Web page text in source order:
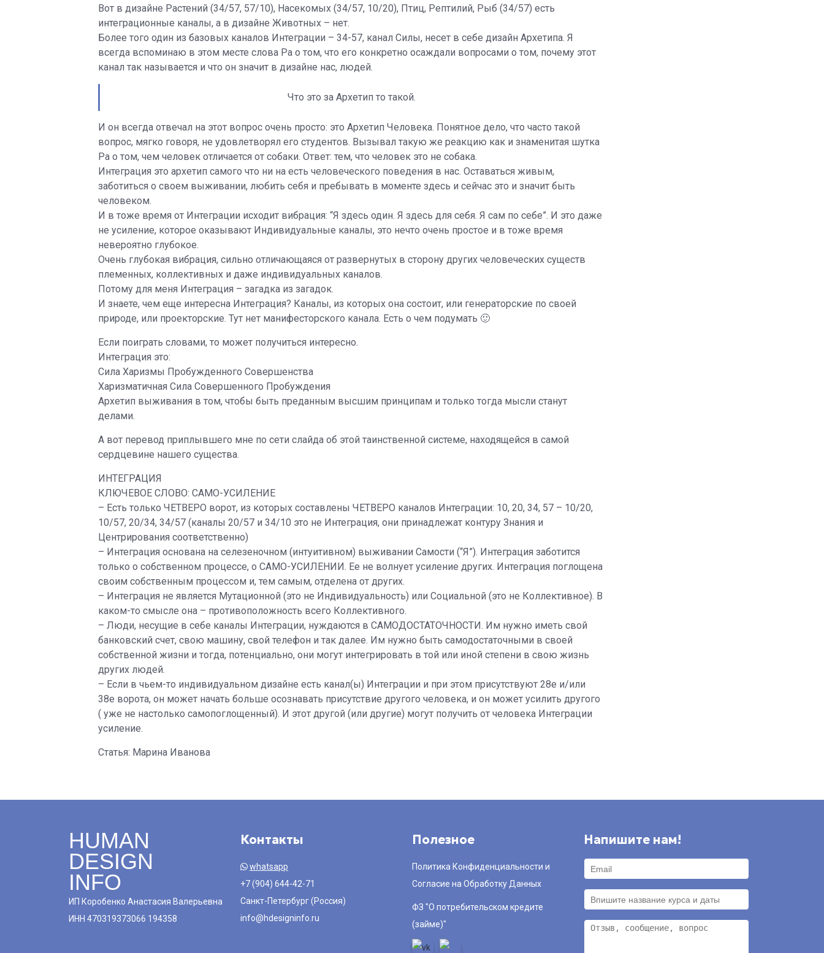
Вот в дизайне Растений (34/57, 57/10), Насекомых (34/57, 10/20), Птиц, Рептилий, Рыб (34/57) есть
интеграционные каналы, а в дизайне Животных – нет.
Более того один из базовых каналов Интеграции – 34-57, канал Силы, несет в себе дизайн Архетипа. Я
всегда вспоминаю в этом месте слова Ра о том, что его конкретно осаждали вопросами о том, почему этот
канал так называется и что он значит в дизайне нас, людей.
Что это за Архетип то такой.
И он всегда отвечал на этот вопрос очень просто: это Архетип Человека. Понятное дело, что часто такой
вопрос, мягко говоря, не удовлетворял его студентов. Вызывал такую же реакцию как и знаменитая шутка
Ра о том, чем человек отличается от собаки. Ответ: тем, что человек это не собака.
Интеграция это архетип самого что ни на есть человеческого поведения в нас. Оставаться живым,
заботиться о своем выживании, любить себя и пребывать в моменте здесь и сейчас это и значит быть
человеком.
И в тоже время от Интеграции исходит вибрация: “Я здесь один. Я здесь для себя. Я сам по себе”. И это даже
не усиление, которое оказывают Индивидуальные каналы, это нечто очень простое и в тоже время
невероятно глубокое.
Очень глубокая вибрация, сильно отличающаяся от развернутых в сторону других человеческих существ
племенных, коллективных и даже индивидуальных каналов.
Потому для меня Интеграция – загадка из загадок.
И знаете, чем еще интересна Интеграция? Каналы, из которых она состоит, или генераторские по своей
природе, или проекторские. Тут нет манифесторского канала. Есть о чем подумать 🙂
Если поиграть словами, то может получиться интересно.
Интеграция это:
Сила Харизмы Пробужденного Совершенства
Харизматичная Сила Совершенного Пробуждения
Архетип выживания в том, чтобы быть преданным высшим принципам и только тогда мысли станут
делами.
А вот перевод приплывшего мне по сети слайда об этой таинственной системе, находящейся в самой
сердцевине нашего существа.
ИНТЕГРАЦИЯ
КЛЮЧЕВОЕ СЛОВО: САМО-УСИЛЕНИЕ
– Есть только ЧЕТВЕРО ворот, из которых составлены ЧЕТВЕРО каналов Интеграции: 10, 20, 34, 57 – 10/20,
10/57, 20/34, 34/57 (каналы 20/57 и 34/10 это не Интеграция, они принадлежат контуру Знания и
Центрирования соответственно)
– Интеграция основана на селезеночном (интуитивном) выживании Самости (“Я”). Интеграция заботится
только о собственном процессе, о САМО-УСИЛЕНИИ. Ее не волнует усиление других. Интеграция поглощена
своим собственным процессом и, тем самым, отделена от других.
– Интеграция не является Мутационной (это не Индивидуальность) или Социальной (это не Коллективное). В
каком-то смысле она – противоположность всего Коллективного.
– Люди, несущие в себе каналы Интеграции, нуждаются в САМОДОСТАТОЧНОСТИ. Им нужно иметь свой
банковский счет, свою машину, свой телефон и так далее. Им нужно быть самодостаточными в своей
собственной жизни и тогда, потенциально, они могут интегрировать в той или иной степени в свою жизнь
других людей.
– Если в чьем-то индивидуальном дизайне есть канал(ы) Интеграции и при этом присутствуют 28е и/или
38е ворота, он может начать больше осознавать присутствие другого человека, и он может усилить другого
( уже не настолько самопоглощенный). И этот другой (или другие) могут получить от человека Интеграции
усиление.
Статья: Марина Иванова
HUMAN
DESIGN
INFO
ИП Коробенко Анастасия Валерьевна
ИНН 470319373066 194358
Контакты
whatsapp
+7 (904) 644-42-71
Санкт-Петербург (Россия)
info@hdesigninfo.ru
Полезное
Политика Конфиденциальности и
Согласие на Обработку Данных
ФЗ "О потребительском кредите
(займе)"
Напишите нам!